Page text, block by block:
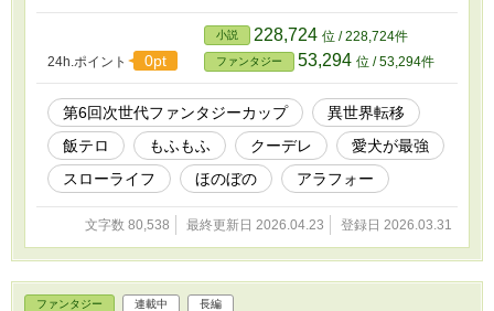
24h.ポイント 0pt
小説 228,724 位 / 228,724件
ファンタジー 53,294 位 / 53,294件
第6回次世代ファンタジーカップ
異世界転移
飯テロ
もふもふ クーデレ
愛犬が最強
スローライフ
ほのぼの アラフォー
文字数 80,538 最終更新日 2026.04.23 登録日 2026.03.31
ファンタジー 連載中 長編